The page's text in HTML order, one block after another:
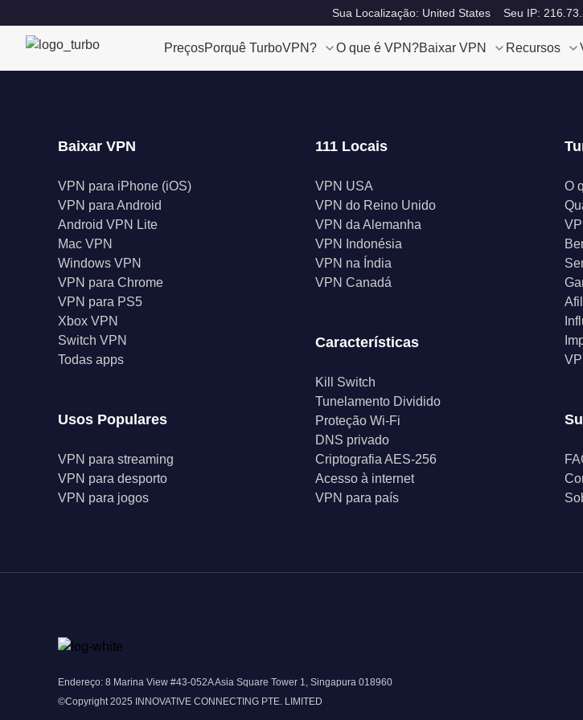
Sua Localização: United States Seu IP:
PreçosPorquê TurboVPN? O que é VPN?Baixar VPN Recursos
Baixar VPN
VPN para iPhone (iOS)
VPN para Android
Android VPN Lite
Mac VPN
Windows VPN
VPN para Chrome
VPN para PS5
Xbox VPN
Switch VPN
Todas apps
Usos Populares
VPN para streaming
VPN para desporto
VPN para jogos
111 Locais
VPN USA
VPN do Reino Unido
VPN da Alemanha
VPN Indonésia
VPN na Índia
VPN Canadá
Características
Kill Switch
Tunelamento Dividido
Proteção Wi-Fi
DNS privado
Criptografia AES-256
Acesso à internet
VPN para país
O
Endereço: 8 Marina View #43-052A Asia Square Tower 1, Singapura 018960
©Copyright 2025 INNOVATIVE CONNECTING PTE. LIMITED